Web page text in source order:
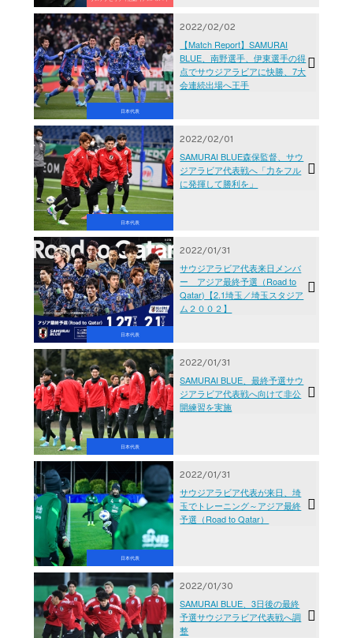
日本代表
2022/02/02
【Match Report】SAMURAI
BLUE、南野選手、伊東選手の得
点でサウジアラビアに快勝、7大
会連続出場へ王手
日本代表
2022/02/01
SAMURAI BLUE森保監督、サウ
ジアラビア代表戦へ「力をフル
に発揮して勝利を」
日本代表
2022/01/31
サウジアラビア代表来日メンバ
ー アジア最終予選（Road to
Qatar)【2.1埼玉／埼玉スタジア
ム２００２】
日本代表
2022/01/31
SAMURAI BLUE、最終予選サウ
ジアラビア代表戦へ向けて非公
開練習を実施
日本代表
2022/01/31
サウジアラビア代表が来日、埼
玉でトレーニング～アジア最終
予選（Road to Qatar）
2022/01/30
SAMURAI BLUE、3日後の最終
予選サウジアラビア代表戦へ調
整